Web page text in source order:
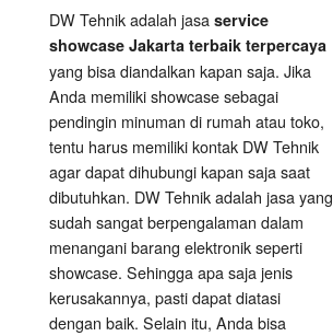
DW Tehnik adalah jasa service
showcase Jakarta terbaik terpercaya
yang bisa diandalkan kapan saja. Jika
Anda memiliki showcase sebagai
pendingin minuman di rumah atau toko,
tentu harus memiliki kontak DW Tehnik
agar dapat dihubungi kapan saja saat
dibutuhkan. DW Tehnik adalah jasa yang
sudah sangat berpengalaman dalam
menangani barang elektronik seperti
showcase. Sehingga apa saja jenis
kerusakannya, pasti dapat diatasi
dengan baik. Selain itu, Anda bisa